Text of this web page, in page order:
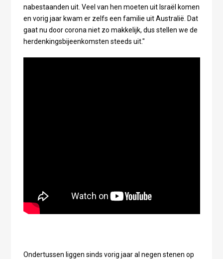
nabestaanden uit. Veel van hen moeten uit Israël komen
en vorig jaar kwam er zelfs een familie uit Australië. Dat
gaat nu door corona niet zo makkelijk, dus stellen we de
herdenkingsbijeenkomsten steeds uit."
Ondertussen liggen sinds vorig jaar al negen stenen op